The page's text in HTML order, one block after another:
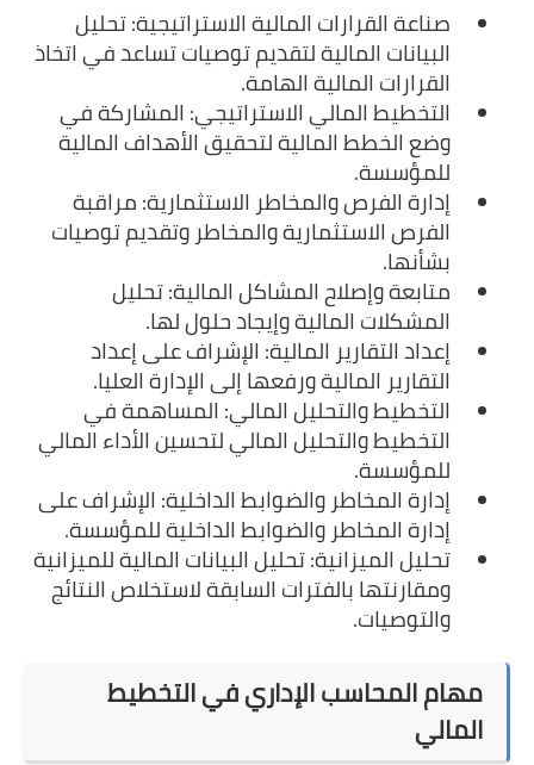
صناعة القرارات المالية الاستراتيجية: تحليل
البيانات المالية لتقديم توصيات تساعد في اتخاذ
القرارات المالية الهامة.
التخطيط المالي الاستراتيجي: المشاركة في
وضع الخطط المالية لتحقيق الأهداف المالية
للمؤسسة.
إدارة الفرص والمخاطر الاستثمارية: مراقبة
الفرص الاستثمارية والمخاطر وتقديم توصيات
بشأنها.
متابعة وإصلاح المشاكل المالية: تحليل
المشكلات المالية وإيجاد حلول لها.
إعداد التقارير المالية: الإشراف على إعداد
التقارير المالية ورفعها إلى الإدارة العليا.
التخطيط والتحليل المالي: المساهمة في
التخطيط والتحليل المالي لتحسين الأداء المالي
للمؤسسة.
إدارة المخاطر والضوابط الداخلية: الإشراف على
إدارة المخاطر والضوابط الداخلية للمؤسسة.
تحليل الميزانية: تحليل البيانات المالية للميزانية
ومقارنتها بالفترات السابقة لاستخلاص النتائج
والتوصيات.
مهام المحاسب الإداري في التخطيط
المالي